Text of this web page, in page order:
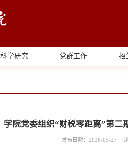
科学研究 党群工作 招
学院党委组织“财税零距离”第
发布日期：2026-05-27